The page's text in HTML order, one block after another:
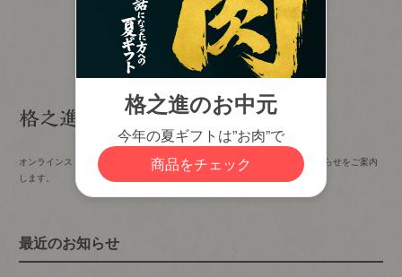
オンラインストアの新着情報やイベント・催事情報など、格之進からのお知らせをご案内
します。
最近のお知らせ